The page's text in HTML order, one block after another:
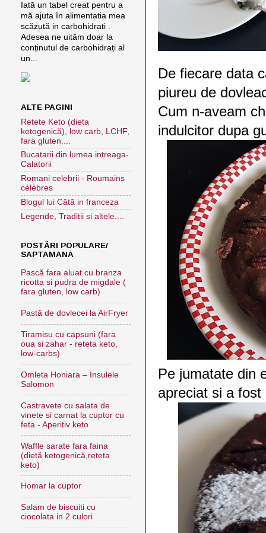
De fiecare data
piureu de
Cum n-aveam
indulcitor dupa
Pe jumatate din
apreciat si a fost
Iată un tabel creat pentru a
mă ajuta în alimentatia mea
scăzută in carbohidrati .
Adesea ne uităm doar la
conținutul de carbohidrați al
un...
ALTE PAGINI
Retete Keto (dieta
ketogenică), low carb, LCHF,
fara gluten....
Bucatarii din lumea intreaga-
Calatorii
Romani celebrii - Roumains
célèbres
Blogul lui Cătă in franceza
Legende, Traditii si altele....
POSTĂRI POPULARE/
SAPTAMANA
Pască fara aluat cu branza
ricotta si pudra de migdale (
fara gluten, low carb)
Pastă de dovlecei la AirFryer
Tiramisu cu capsuni (fara
oua si zahar - reteta keto,
low-carbs)
Omleta Honiara – Insulele
Salomon
Castravete cu salata de
vinete si carnat la cuptor cu
feta - Aperitiv keto
Waffle sarate fara faina
(dietă ketogenică,reteta
keto)
Homar la cuptor
Salam de biscuiti cu
ciocolata in 2 culori